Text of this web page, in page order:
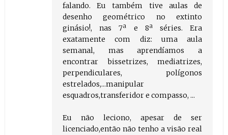
falando. Eu também tive aulas de
desenho geométrico no extinto
ginásio!, nas 7ª e 8ª séries. Era
exatamente com diz: uma aula
semanal, mas aprendíamos a
encontrar bissetrizes, mediatrizes,
perpendiculares, polígonos
estrelados,...manipular
esquadros,transferidor e compasso, ...
Eu não leciono, apesar de ser
licenciado,então não tenho a visão real